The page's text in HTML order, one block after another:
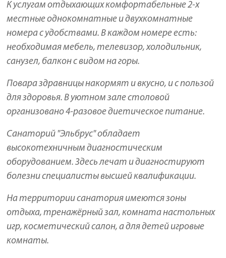
К услугам отдыхающих комфортабельные 2-х
местные однокомнатные и двухкомнатные
номера с удобствами. В каждом номере есть:
необходимая мебель, телевизор, холодильник,
санузел, балкон с видом на горы.
Повара здравницы накормят и вкусно, и с пользой
для здоровья. В уютном зале столовой
организовано 4-разовое диетическое питание.
Санаторий "Эльбрус" обладает
высокотехничным диагностическим
оборудованием. Здесь лечат и диагностируют
болезни специалисты высшей квалификации.
На территории санатория имеются зоны
отдыха, тренажёрный зал, комната настольных
игр, косметический салон, а для детей игровые
комнаты.